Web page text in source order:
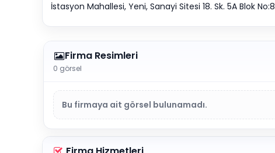
İstasyon Mahallesi, Yeni, Sanayi Sitesi 18. Sk. 5A Blok No:8
Firma Resimleri
0 görsel
Bu firmaya ait görsel bulunamadı.